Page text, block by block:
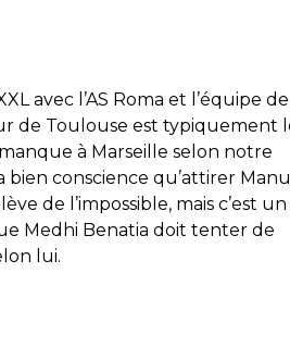
avec l’AS Roma et l’équipe de
de Toulouse est typiquement
à Marseille selon notre
bien conscience qu’attirer Manu
de l’impossible, mais c’est un
Medhi Benatia doit tenter de
lui.